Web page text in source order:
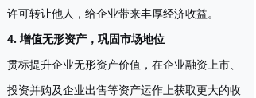
许可转让他人，给企业带来丰厚经济收益。
4. 增值无形资产，巩固市场地位
贯标提升企业无形资产价值，在企业融资上市、
投资并购及企业出售等资产运作上获取更大的收